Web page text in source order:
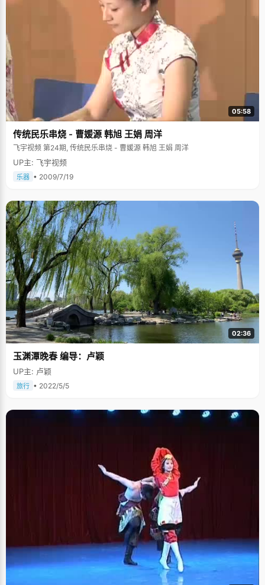
05:58
传统民乐串烧 - 曹媛源 韩旭 王娟 周洋
飞宇视频 第24期, 传统民乐串烧 - 曹媛源 韩旭 王娟 周洋
UP主: 飞宇视频
乐器 • 2009/7/19
02:36
玉渊潭晚春 编导：卢颖
UP主: 卢颖
旅行 • 2022/5/5